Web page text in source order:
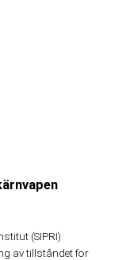
(SIPRI)
av tillståndet för